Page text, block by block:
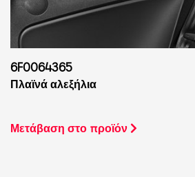
6F0064365
Πλαϊνά αλεξήλια
Μετάβαση στο προϊόν